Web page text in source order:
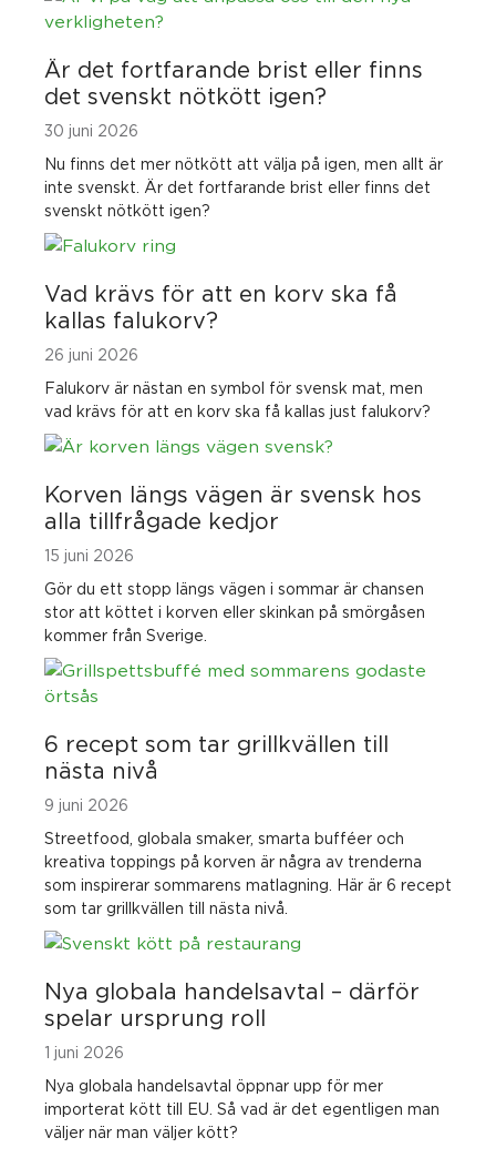
Är det fortfarande brist eller finns
det svenskt nötkött igen?
30 juni 2026
Nu finns det mer nötkött att välja på igen, men allt är
inte svenskt. Är det fortfarande brist eller finns det
svenskt nötkött igen?
Vad krävs för att en korv ska få
kallas falukorv?
26 juni 2026
Falukorv är nästan en symbol för svensk mat, men
vad krävs för att en korv ska få kallas just falukorv?
Korven längs vägen är svensk hos
alla tillfrågade kedjor
15 juni 2026
Gör du ett stopp längs vägen i sommar är chansen
stor att köttet i korven eller skinkan på smörgåsen
kommer från Sverige.
6 recept som tar grillkvällen till
nästa nivå
9 juni 2026
Streetfood, globala smaker, smarta bufféer och
kreativa toppings på korven är några av trenderna
som inspirerar sommarens matlagning. Här är 6 recept
som tar grillkvällen till nästa nivå.
Nya globala handelsavtal – därför
spelar ursprung roll
1 juni 2026
Nya globala handelsavtal öppnar upp för mer
importerat kött till EU. Så vad är det egentligen man
väljer när man väljer kött?